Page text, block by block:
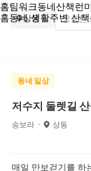
홈팀워크동네산책런
홈동네 생활주변 산책
상동
동네 일상
저수지 둘렛길
송보라 상동
매일 만보걷기를 하